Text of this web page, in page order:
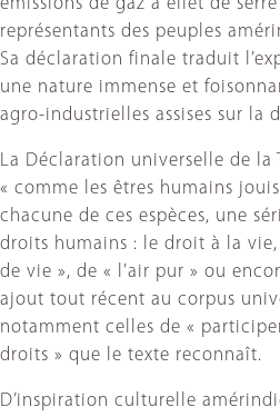
représentants des peuples
Sa déclaration finale traduit
une nature immense et
agro-industrielles assises sur la
La Déclaration universelle de
« comme les êtres humains
chacune de ces espèces, une
droits humains : le droit à la
de vie », de « l’air pur » ou
ajout tout récent au corpus
notamment celles de «
droits » que le texte reconnaît.
D’inspiration culturelle